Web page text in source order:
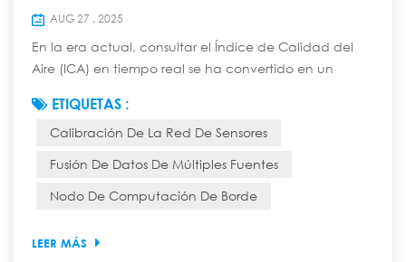
AUG 27 , 2025
En la era actual, consultar el Índice de Calidad del
Aire (ICA) en tiempo real se ha convertido en un
esconde una precisa red de monitoreo, compuesta
por innumerables "narices electrónicas": sensores de
una densidad e inteligencia sin precedentes. Hoy
profundizaremos en las estrategias de impleme...
ETIQUETAS :
Calibración De La Red De Sensores
Fusión De Datos De Múltiples Fuentes
Nodo De Computación De Borde
LEER MÁS